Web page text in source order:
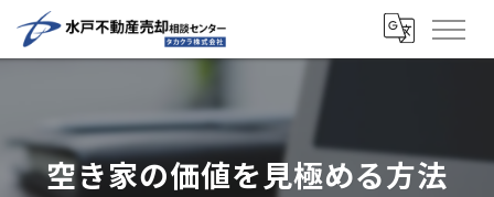
空き家の価値を見極める方法